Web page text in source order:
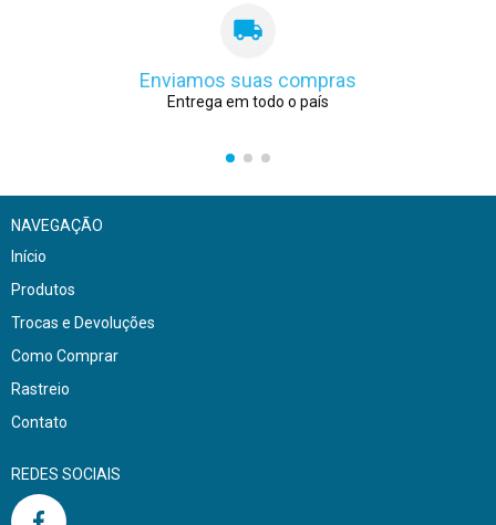
Enviamos suas compras
Entrega em todo o país
NAVEGAÇÃO
Início
Produtos
Trocas e Devoluções
Como Comprar
Rastreio
Contato
REDES SOCIAIS